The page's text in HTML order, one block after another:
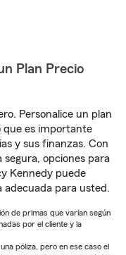
Plan Precio
Personalice un plan
que es importante
y sus finanzas. Con
opciones para
Kennedy puede
adecuada para usted.
de primas que varían según
por el cliente y la
póliza, pero en ese caso el